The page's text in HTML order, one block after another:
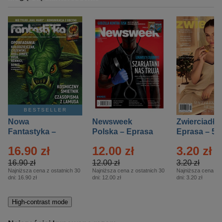
BESTSELLER
Nowa
Fantastyka –
16.90 zł
16.90 zł
Najniższa cena z ostatnich 30
dni: 16.90 zł
Newsweek
Polska – Eprasa
12.00 zł
12.00 zł
Najniższa cena z ostatnich 30
dni: 12.00 zł
Zwierciadło
Eprasa – 5/
3.20 zł
3.20 zł
Najniższa cena z
dni: 3.20 zł
High-contrast mode